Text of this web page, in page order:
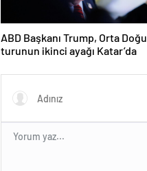
ABD Başkanı Trump, Orta Doğu
turunun ikinci ayağı Katar’da